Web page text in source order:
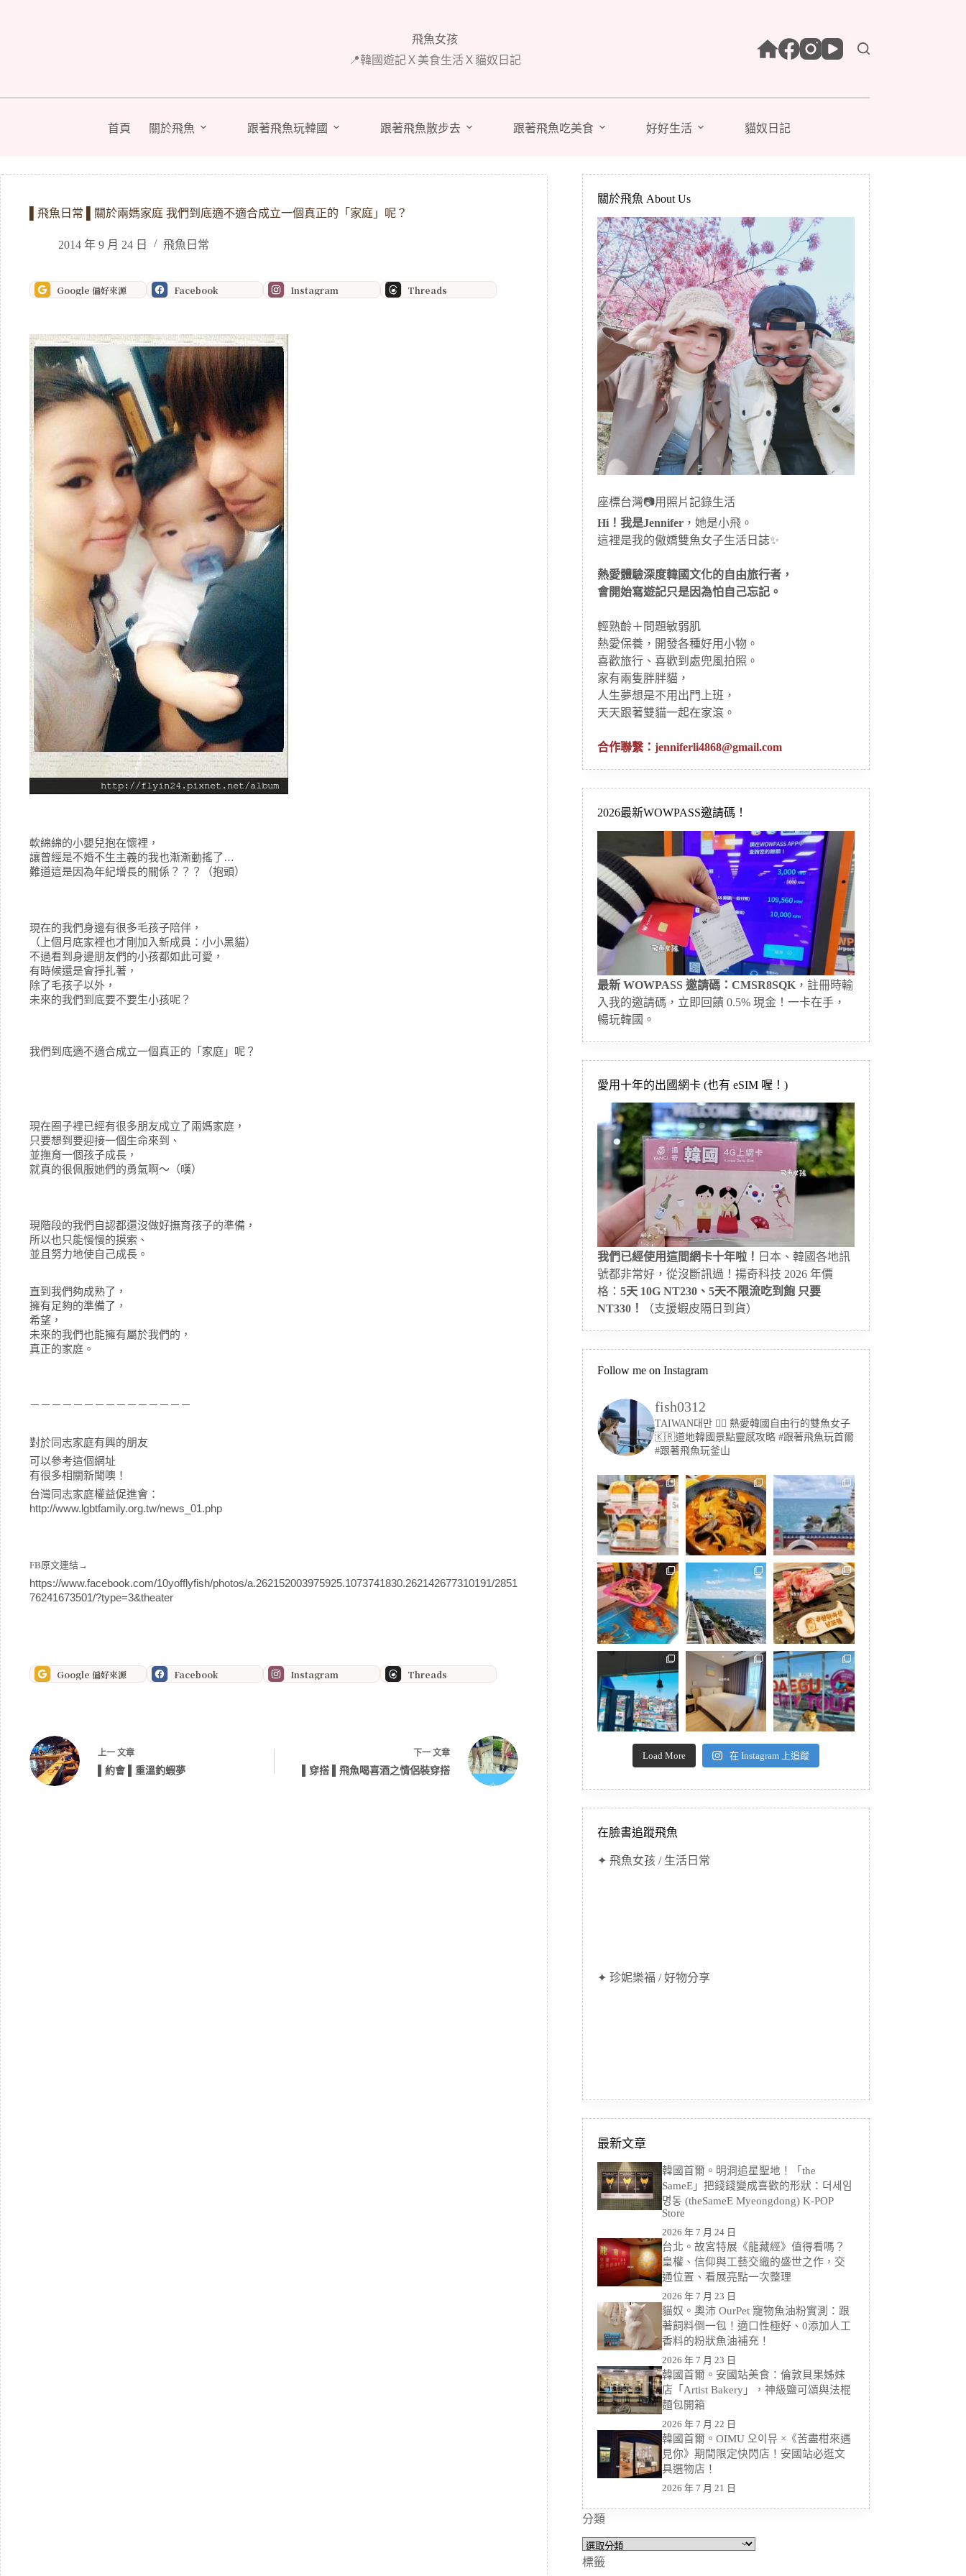
容
飛魚女孩
📍韓國遊記Ｘ美食生活Ｘ貓奴日記
首頁 關於飛魚 跟著飛魚玩韓國 跟著飛魚散步去 跟著飛魚吃美食 好好生活 貓奴日記
▌飛魚日常 ▌關於兩媽家庭 我們到底適不適合成立一個真正的「家庭」呢？
2014 年 9 月 24 日 飛魚日常
Google 偏好來源 Facebook Instagram Threads
軟綿綿的小嬰兒抱在懷裡，
讓曾經是不婚不生主義的我也漸漸動搖了…
難道這是因為年紀增長的關係？？？（抱頭）
現在的我們身邊有很多毛孩子陪伴，
（上個月底家裡也才剛加入新成員：小小黑貓）
不過看到身邊朋友們的小孩都如此可愛，
有時候還是會掙扎著，
除了毛孩子以外，
未來的我們到底要不要生小孩呢？
我們到底適不適合成立一個真正的「家庭」呢？
現在圈子裡已經有很多朋友成立了兩媽家庭，
只要想到要迎接一個生命來到、
並撫育一個孩子成長，
就真的很佩服她們的勇氣啊～（嘆）
現階段的我們自認都還沒做好撫育孩子的準備，
所以也只能慢慢的摸索、
並且努力地使自己成長。
直到我們夠成熟了，
擁有足夠的準備了，
希望，
未來的我們也能擁有屬於我們的，
真正的家庭。
－－－－－－－－－－－－－－－
對於同志家庭有興的朋友
可以參考這個網址
有很多相關新聞噢！
台灣同志家庭權益促進會：
http://www.lgbtfamily.org.tw/news_01.php
FB原文連結→
https://www.facebook.com/10yofflyfish/photos/a.262152003975925.1073741830.262142677310191/2851
76241673501/?type=3&theater
Google 偏好來源 Facebook Instagram Threads
上一 文章
▌約會 ▌重溫釣蝦夢
下一文章
▌穿搭 ▌飛魚喝喜酒之情侶裝穿搭
關於飛魚 About Us
座標台灣📷用照片記錄生活
Hi！我是Jennifer ，她是小飛。
這裡是我的傲嬌雙魚女子生活日誌✨
熱愛體驗深度韓國文化的自由旅行者，
會開始寫遊記只是因為怕自己忘記。
輕熟齡＋問題敏弱肌
熱愛保養，開發各種好用小物。
喜歡旅行、喜歡到處兜風拍照。
家有兩隻胖胖貓，
人生夢想是不用出門上班，
天天跟著雙貓一起在家滾。
合作聯繫：jenniferli4868@gmail.com
2026最新WOWPASS邀請碼！
最新 WOWPASS 邀請碼：CMSR8SQK ，註冊時輸
入我的邀請碼，立即回饋 0.5% 現金！一卡在手，
暢玩韓國。
愛用十年的出國網卡 (也有 eSIM 喔！)
我們已經使用這間網卡十年啦！ 日本、韓國各地訊
號都非常好，從沒斷訊過！揚奇科技 2026 年價
格：5天 10G NT230、5天不限流吃到飽 只要
NT330！
（支援蝦皮隔日到貨）
Follow me on Instagram
fish0312
TAIWAN대만 🏳️‍🌈 熱愛韓國自由行的雙魚女子
🇰🇷道地韓國景點靈感攻略 #跟著飛魚玩首爾
#跟著飛魚玩釜山
Load More 在 Instagram 上追蹤
在臉書追蹤飛魚
✦ 飛魚女孩 / 生活日常
✦ 珍妮樂福 / 好物分享
最新文章
韓國首爾。明洞追星聖地！「the
SameE」把錢錢變成喜歡的形狀：더세임
명동 (theSameE Myeongdong) K-POP
Store
2026 年 7 月 24 日
台北。故宮特展《龍藏經》值得看嗎？
皇權、信仰與工藝交織的盛世之作，交
通位置、看展亮點一次整理
2026 年 7 月 23 日
貓奴。奧沛 OurPet 寵物魚油粉實測：跟
著飼料倒一包！適口性極好、0添加人工
香料的粉狀魚油補充！
2026 年 7 月 23 日
韓國首爾。安國站美食：倫敦貝果姊妹
店「Artist Bakery」，神級鹽可頌與法棍
麵包開箱
2026 年 7 月 22 日
韓國首爾。OIMU 오이뮤 ×《苦盡柑來遇
見你》期間限定快閃店！安國站必逛文
具選物店！
2026 年 7 月 21 日
分類
分
類
標籤